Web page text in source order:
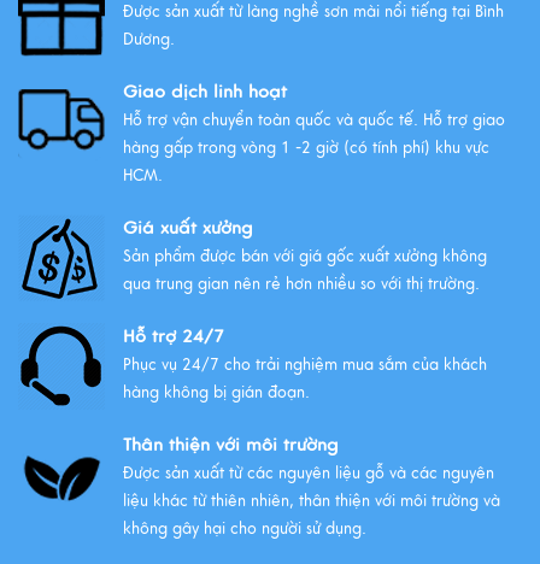
Xem thêm
Được sản xuất từ làng nghề sơn mài nổi tiếng tại Bình
Dương.
Giao dịch linh hoạt
Hỗ trợ vận chuyển toàn quốc và quốc tế. Hỗ trợ giao
hàng gấp trong vòng 1 -2 giờ (có tính phí) khu vực
HCM.
Giá xuất xưởng
Sản phẩm được bán với giá gốc xuất xưởng không
qua trung gian nên rẻ hơn nhiều so với thị trường.
Hỗ trợ 24/7
Phục vụ 24/7 cho trải nghiệm mua sắm của khách
hàng không bị gián đoạn.
Thân thiện với môi trường
Được sản xuất từ các nguyên liệu gỗ và các nguyên
liệu khác từ thiên nhiên, thân thiện với môi trường và
không gây hại cho người sử dụng.